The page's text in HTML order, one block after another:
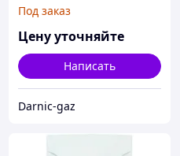
Под заказ
Цену уточняйте
Написать
Darnic-gaz